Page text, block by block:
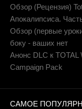
Обзор (Рецензия)
Апокалипсиса.
Обзор (первые
боку - ваших нет
Анонс DLC к TOTAL
Campaign Pack
САМОЕ